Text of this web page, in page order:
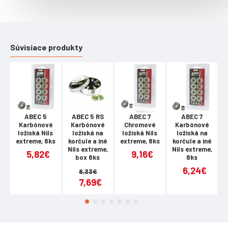
Sníte o dynamické jízdě plné neočekáváných manévrů a kombinaci
mnoha triků v městské infastruktuře, na rampě či ve skateparku?
agresivní brusle Spokey ShapeZ
ideální volbou.
model, který je skvělou volbou pro začátky
grindování k dokonalosti.
Súvisiace produkty
ABEC 5
Karbónové
ložiská Nils
extreme, 8ks
5,82€
ABEC 5 RS
Karbónové
ložiská na
korčule a iné
Nils extreme,
box 8ks
7,69€
8,33€
ABEC 7
Chromové
ložiská Nils
extreme, 8ks
9,16€
ABEC 7
Karbónové
ložiská na
korčule a iné
Nils extreme,
8ks
6,24€